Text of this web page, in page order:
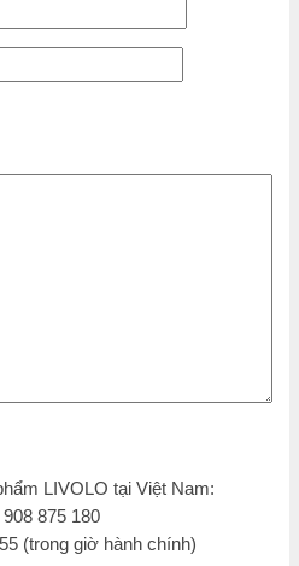
LIVOLO tại Việt Nam:
875 180
(trong giờ hành chính)